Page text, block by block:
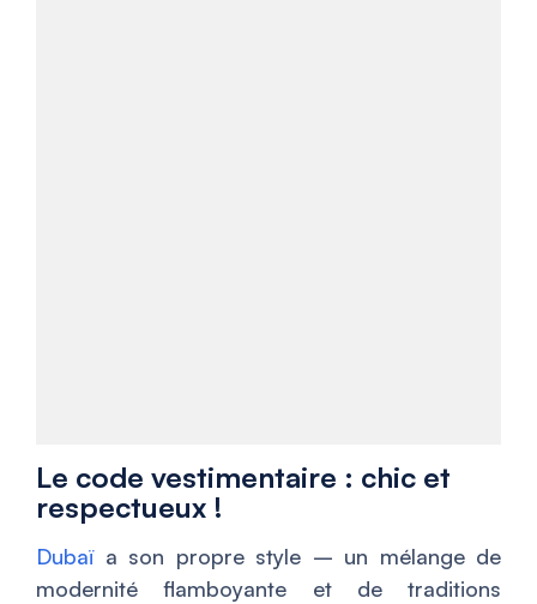
Le code vestimentaire : chic et
respectueux !
Dubaïa son propre style – un mélange de
modernité flamboyante et de traditions